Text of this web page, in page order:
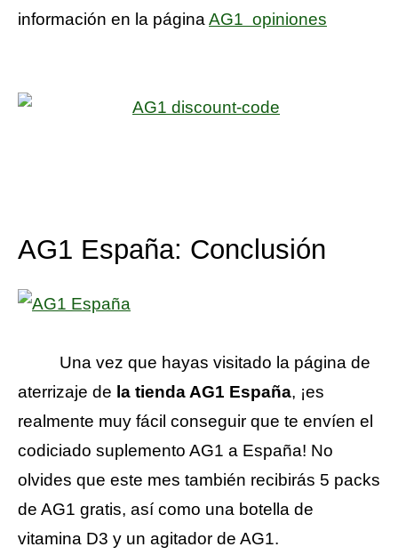
información en la página AG1 opiniones
AG1 España: Conclusión
Una vez que hayas visitado la página de
aterrizaje de la tienda AG1 España, ¡es
realmente muy fácil conseguir que te envíen el
codiciado suplemento AG1 a España! No
olvides que este mes también recibirás 5 packs
de AG1 gratis, así como una botella de
vitamina D3 y un agitador de AG1.